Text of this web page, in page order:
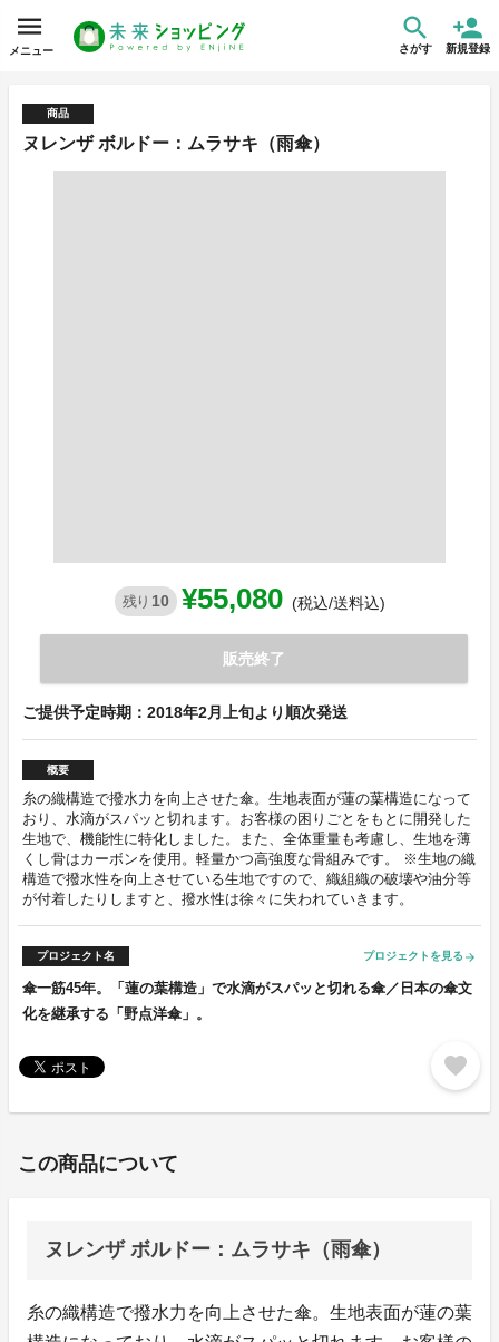
メニュー さがす 新規登録
商品
ヌレンザ ボルドー：ムラサキ（雨傘）
残り 10 ¥55,080 (税込/送料込)
販売終了
ご提供予定時期：2018年2月上旬より順次発送
概要
糸の織構造で撥水力を向上させた傘。生地表面が蓮の葉構造になって
おり、水滴がスパッと切れます。お客様の困りごとをもとに開発した
生地で、機能性に特化しました。また、全体重量も考慮し、生地を薄
くし骨はカーボンを使用。軽量かつ高強度な骨組みです。 ※生地の織
構造で撥水性を向上させている生地ですので、織組織の破壊や油分等
が付着したりしますと、撥水性は徐々に失われていきます。
プロジェクト名 プロジェクトを見る arrow_forward
傘一筋45年。「蓮の葉構造」で水滴がスパッと切れる傘／日本の傘文
化を継承する「野点洋傘」。
favorite
この商品について
ヌレンザ ボルドー：ムラサキ（雨傘）
糸の織構造で撥水力を向上させた傘。生地表面が蓮の葉